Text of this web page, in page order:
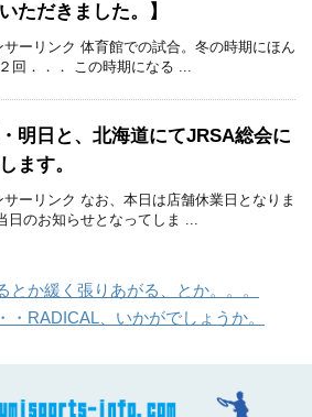
ただきました。】
サーリンク 体育館での試合。冬の時期にほん
回．．． この時期になる ...
明日と、北海道にてJRSA総会に
ます。
サーリンク なお、本日は店舗休業日となりま
日のお知らせとなってしま ...
とか緩く張りあがる、とか。。。
・RADICAL、いかがでしょうか。